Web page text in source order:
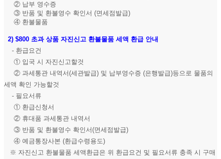
② 납부 영수증
③ 반품 및 환불영수 확인서 (면세점발급)
④ 환불물품
2) $800 초과 상품 자진신고 환불물품 세액 환급 안내
- 환급요건
① 입국 시 자진신고할것
② 과세통관 내역서(세관발급) 및 납부영수증 (은행발급)등으로 물품의
세액 확인 가능할것
- 필요서류
① 환급신청서
② 휴대품 과세통관 내역서
③ 반품 및 환불영수 확인서(면세점발급)
④ 예금통장사본 (환급수령용도)
※ 자진신고 환불물품 세액환급은 위 환급요건 및 필요서류 충족 시 구매